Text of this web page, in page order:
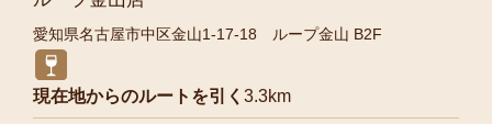
愛知県名古屋市中区金山1-17-18 ループ金山 B2F
現在地からのルートを引く 3.3km